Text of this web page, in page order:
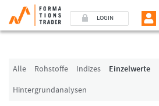
LOGIN
Alle Rohstoffe Indizes Einzelwerte
Hintergrundanalysen
Benutzer (E-Mail-Adresse in Kleinschrift)